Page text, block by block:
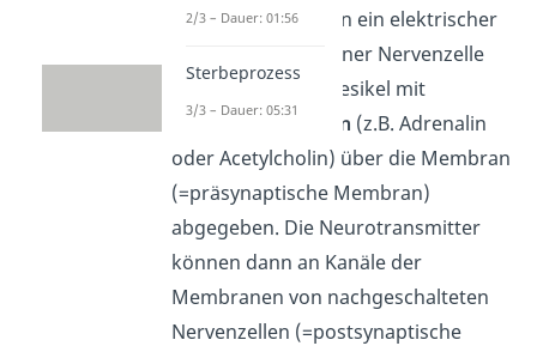
Nervenzellen. Wenn ein elektrischer
Impuls das Ende einer Nervenzelle
erreicht, werden Vesikel mit
Neurotransmittern (z.B. Adrenalin
oder Acetylcholin) über die Membran
(=präsynaptische Membran)
abgegeben. Die Neurotransmitter
können dann an Kanäle der
Membranen von nachgeschalteten
Nervenzellen (=postsynaptische
2/3 – Dauer: 01:56
Sterbeprozess
3/3 – Dauer: 05:31